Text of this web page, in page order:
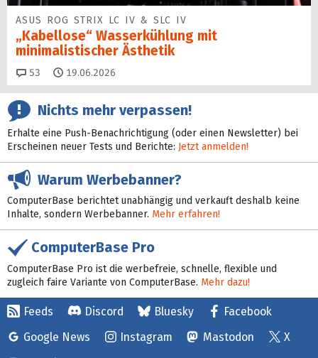
ASUS ROG STRIX LC IV & SLC IV
„Kabellose“ Wasserkühlung mit
minimalistischer Ästhetik
53 Kommentare
19.06.2026
Nichts mehr verpassen!
Erhalte eine Push-Benachrichtigung (oder einen Newsletter) bei
Erscheinen neuer Tests und Berichte: Jetzt anmelden!
Warum Werbebanner?
ComputerBase berichtet unabhängig und verkauft deshalb keine
Inhalte, sondern Werbebanner. Mehr erfahren!
ComputerBase Pro
ComputerBase Pro ist die werbefreie, schnelle, flexible und
zugleich faire Variante von ComputerBase. Mehr dazu!
Feeds Discord Bluesky
Facebook
Google News
Instagram Mastodon
X